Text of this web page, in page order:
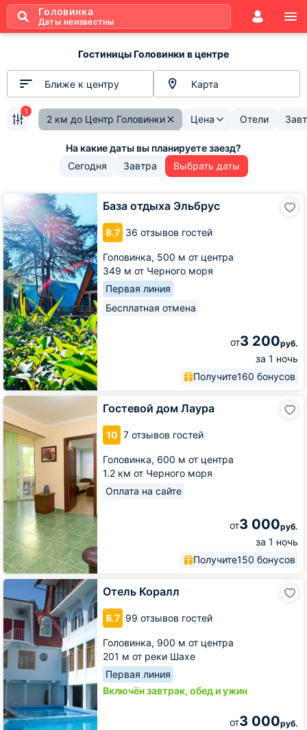
Головинка
Даты неизвестны
Гостиницы Головинки в центре
Ближе к центру Карта
2 км до Центр Головинки Цена Отели
1
Сегодня Завтра Выбрать даты
База отдыха Эльбрус
8.7 36 отзывов гостей
Головинка, 500 м от центра
349 м от Черного моря
Первая линия
Бесплатная отмена
от3 200руб.
за 1 ночь
Получите160 бонусов
отдыха
Эльбрус
Гостевой дом Лаура
10 7 отзывов гостей
Головинка, 600 м от центра
1.2 км от Черного моря
Оплата на сайте
от3 000руб.
за 1 ночь
Получите150 бонусов
Гостевой
дом
Лаура
Отель Коралл
8.7 99 отзывов гостей
Головинка, 900 м от центра
201 м от реки Шахе
Первая линия
Включён завтрак, обед и ужин
от3 000руб.
Отель
Коралл